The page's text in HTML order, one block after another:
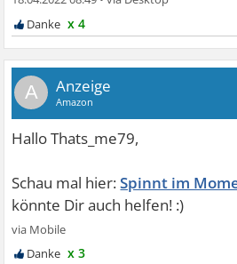
x 4
A
Spinnt im
x 3